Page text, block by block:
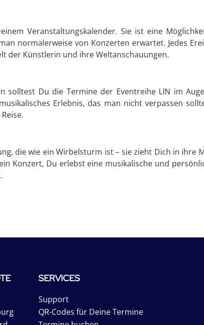
Veranstaltungskalender. Sie ist eine
normalerweise von Konzerten erwartet. Jedes
der Künstlerin und ihre Weltanschauungen.
solltest Du die Termine der Eventreihe LIN im
Erlebnis, das man nicht verpassen
die wie ein Wirbelsturm ist – sie zieht Dich in ihre
Konzert, Du erlebst eine musikalische und
SERVICES
Support
QR-Codes für Deine Termine